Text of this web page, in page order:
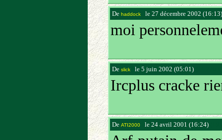
De haddockle 27 décembre 2002
moi
De slickle 5 juin 2002 (05:01)
Ircplus cracke
De ATI2000le 24 avril 2001 (16:24)